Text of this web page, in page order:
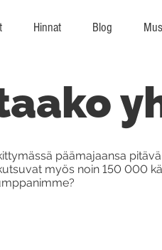
Hinnat Blog
päämajaansa
myös noin 150 000